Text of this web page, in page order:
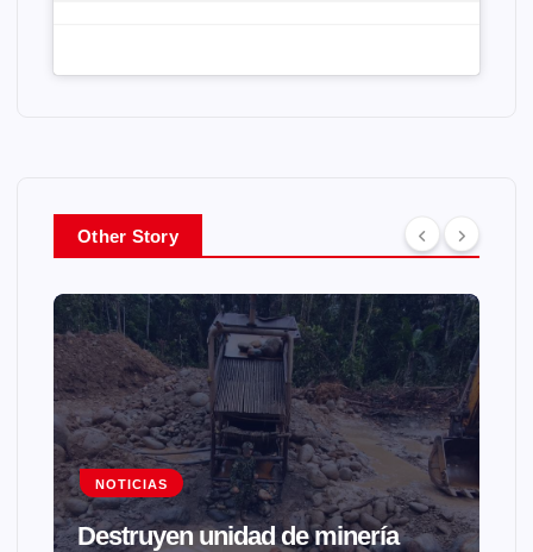
Other Story
NOTICIAS
Destruyen unidad de minería